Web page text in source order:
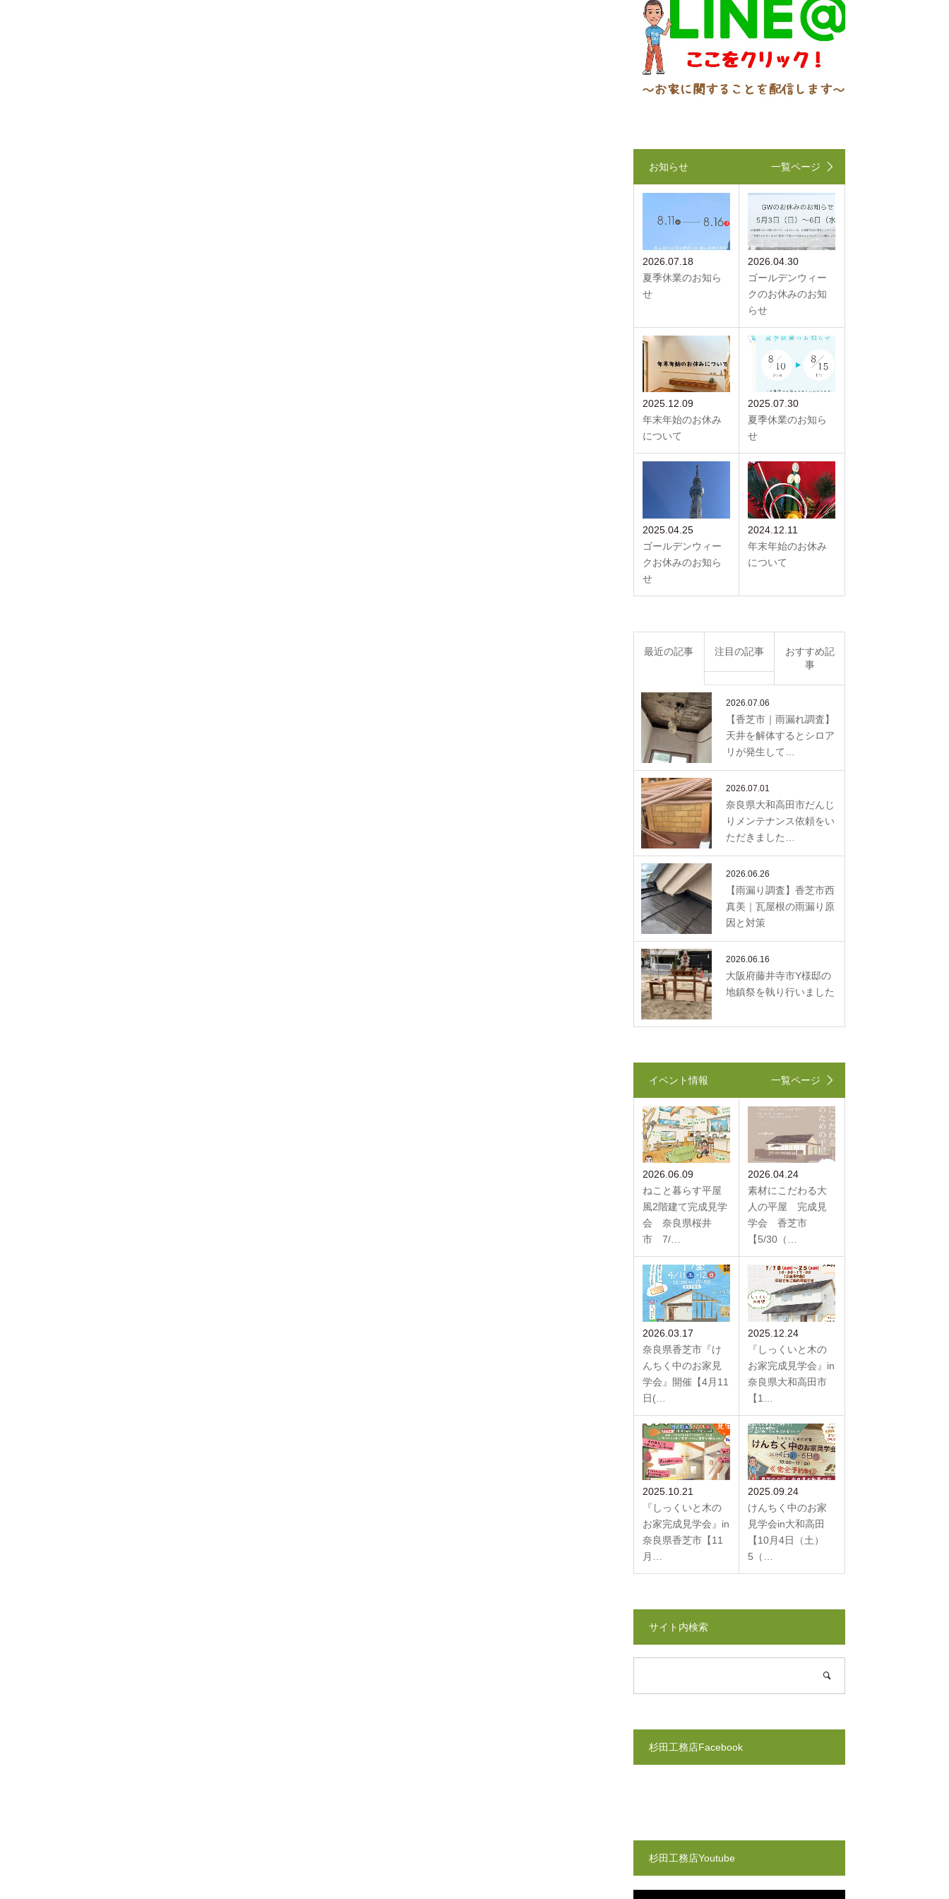
お知らせ 一覧ページ
2026.07.18
夏季休業のお知ら
せ
2026.04.30
ゴールデンウィー
クのお休みのお知
らせ
2025.12.09
年末年始のお休み
について
2025.07.30
夏季休業のお知ら
せ
2025.04.25
ゴールデンウィー
クお休みのお知ら
せ
2024.12.11
年末年始のお休み
について
最近の記事 注目の記事
おすすめ記
事
2026.07.06
【香芝市｜雨漏れ調査】
天井を解体するとシロア
リが発生して…
2026.07.01
奈良県大和高田市だんじ
りメンテナンス依頼をい
ただきました…
2026.06.26
【雨漏り調査】香芝市西
真美｜瓦屋根の雨漏り原
因と対策
2026.06.16
大阪府藤井寺市Y様邸の
地鎮祭を執り行いました
イベント情報 一覧ページ
2026.06.09
ねこと暮らす平屋
風2階建て完成見学
会 奈良県桜井
市 7/…
2026.04.24
素材にこだわる大
人の平屋 完成見
学会 香芝市
【5/30（…
2026.03.17
奈良県香芝市『け
んちく中のお家見
学会』開催【4月11
日(…
2025.12.24
『しっくいと木の
お家完成見学会』in
奈良県大和高田市
【1…
2025.10.21
『しっくいと木の
お家完成見学会』in
奈良県香芝市【11
月…
2025.09.24
けんちく中のお家
見学会in大和高田
【10月4日（土）
5（…
サイト内検索
杉田工務店Facebook
杉田工務店Youtube